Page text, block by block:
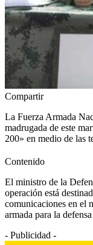
Compartir
La Fuerza Armada
madrugada de este
200» en medio de las
Contenido
El ministro de la
operación está
comunicaciones en el
armada para la
- Publicidad -